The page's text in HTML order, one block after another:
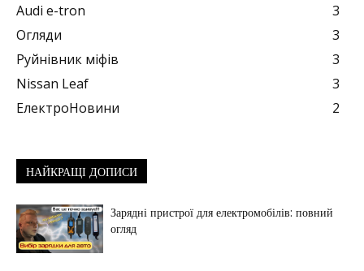
Audi e-tron
3
Огляди
3
Руйнівник міфів
3
Nissan Leaf
3
ЕлектроНовини
2
НАЙКРАЩІ ДОПИСИ
Зарядні пристрої для електромобілів: повний
огляд